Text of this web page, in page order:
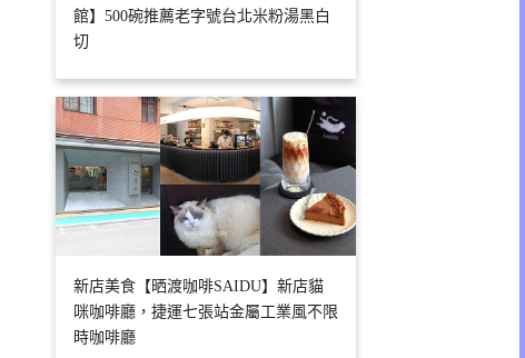
館】500碗推薦老字號台北米粉湯黑白
切
新店美食【晒渡咖啡SAIDU】新店貓
咪咖啡廳，捷運七張站金屬工業風不限
時咖啡廳